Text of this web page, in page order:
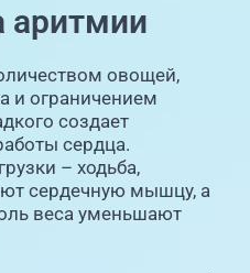
аритмии
овощей,
и ограничением
создает
сердца.
– ходьба,
сердечную мышцу, а
веса уменьшают